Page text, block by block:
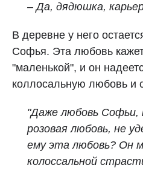
– Да, дядюшка,
В деревне у него
Софья. Эта любовь
"маленькой", и он
коллосальную любовь и
"Даже любовь Софьи,
розовая любовь, не
ему эта любовь? Он
колоссальной